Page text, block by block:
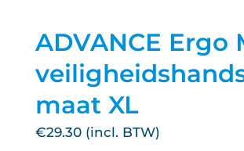
ADVANCE Ergo
maat XL
€29.30